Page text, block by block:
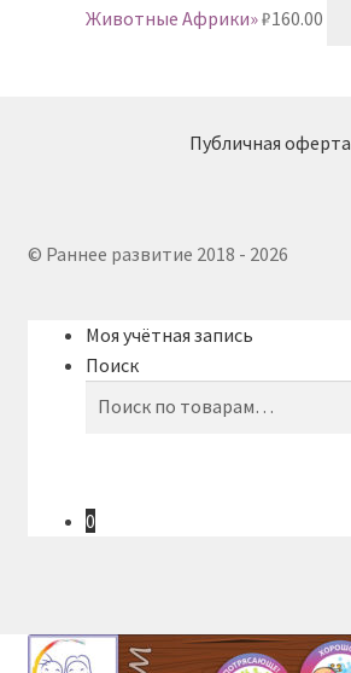
Животные Африки»₽160.00
Публичная оферта
© Раннее развитие 2018 - 2026
Моя учётная запись
Поиск
0